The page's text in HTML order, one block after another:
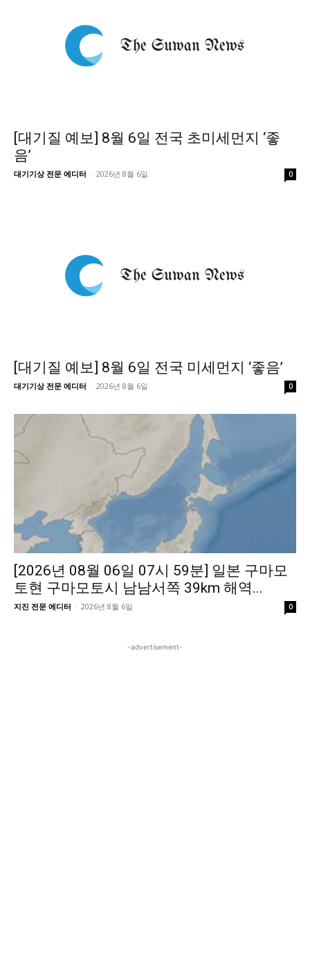
[대기질 예보] 8월 6일 전국 초미세먼지 ‘좋
음’
대기기상 전문 에디터 - 2026년 8월 6일 0
[대기질 예보] 8월 6일 전국 미세먼지 ‘좋음’
대기기상 전문 에디터 - 2026년 8월 6일 0
[2026년 08월 06일 07시 59분] 일본 구마모
토현 구마모토시 남남서쪽 39km 해역...
지진 전문 에디터 - 2026년 8월 6일 0
-advertisement-